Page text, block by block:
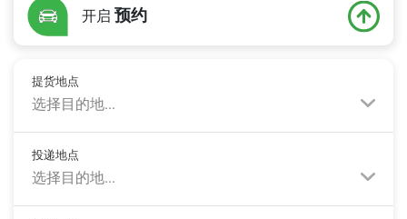
开启 预约
提货地点
选择目的地...
投递地点
选择目的地...